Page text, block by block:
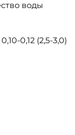
воды
0,10-0,12 (2,5-3,0)